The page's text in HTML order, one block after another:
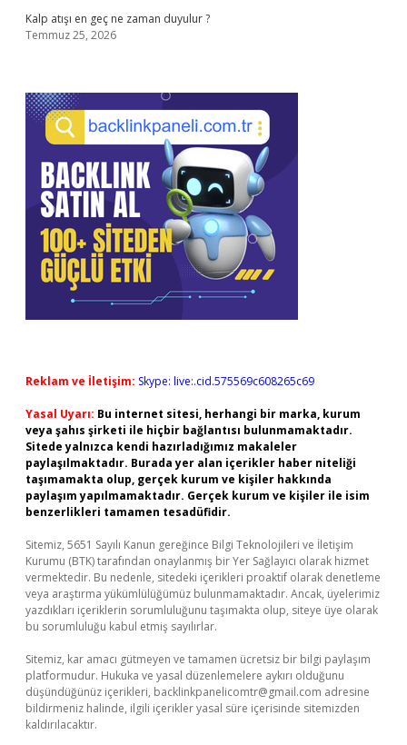
Kalp atışı en geç ne zaman duyulur ?
Temmuz 25, 2026
Reklam ve İletişim: Skype: live:.cid.575569c608265c69
Yasal Uyarı: Bu internet sitesi, herhangi bir marka, kurum
veya şahıs şirketi ile hiçbir bağlantısı bulunmamaktadır.
Sitede yalnızca kendi hazırladığımız makaleler
paylaşılmaktadır. Burada yer alan içerikler haber niteliği
taşımamakta olup, gerçek kurum ve kişiler hakkında
paylaşım yapılmamaktadır. Gerçek kurum ve kişiler ile isim
benzerlikleri tamamen tesadüfidir.
Sitemiz, 5651 Sayılı Kanun gereğince Bilgi Teknolojileri ve İletişim
Kurumu (BTK) tarafından onaylanmış bir Yer Sağlayıcı olarak hizmet
vermektedir. Bu nedenle, sitedeki içerikleri proaktif olarak denetleme
veya araştırma yükümlülüğümüz bulunmamaktadır. Ancak, üyelerimiz
yazdıkları içeriklerin sorumluluğunu taşımakta olup, siteye üye olarak
bu sorumluluğu kabul etmiş sayılırlar.
Sitemiz, kar amacı gütmeyen ve tamamen ücretsiz bir bilgi paylaşım
platformudur. Hukuka ve yasal düzenlemelere aykırı olduğunu
düşündüğünüz içerikleri, backlinkpanelicomtr@gmail.com adresine
bildirmeniz halinde, ilgili içerikler yasal süre içerisinde sitemizden
kaldırılacaktır.